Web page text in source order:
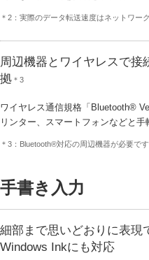
＊2：実際のデータ転送速度はネットワー
周辺機器とワイヤレスで接
拠 ＊3
ワイヤレス通信規格「Bluetooth®
リンター、スマートフォンなどと手
＊3：Bluetooth®対応の周辺機器が必要です
手書き入力
細部まで思いどおりに表現
Windows Inkにも対応